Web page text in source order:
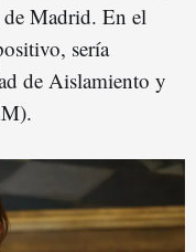
Madrid. En el
sería
de Aislamiento y